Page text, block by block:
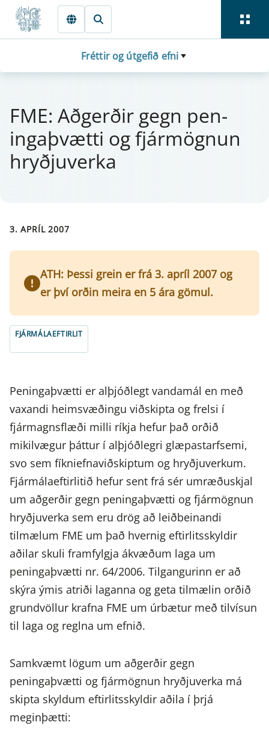
Fara beint í Meginmál
Fréttir og útgefið efni
FME: Aðgerðir gegn pen­
ingaþvætti og fjá­r­mögn­un
hryðju­verka
3. APRÍL 2007
ATH: Þessi grein er frá 3. apríl 2007 og
er því orðin meira en 5 ára gömul.
FJÁRMÁLAEFTIRLIT
Peningaþvætti er alþjóðlegt vandamál en með
vaxandi heimsvæðingu viðskipta og frelsi í
fjármagnsflæði milli ríkja hefur það orðið
mikilvægur þáttur í alþjóðlegri glæpastarfsemi,
svo sem fíkniefnaviðskiptum og hryðjuverkum.
Fjármálaeftirlitið hefur sent frá sér umræðuskjal
um aðgerðir gegn peningaþvætti og fjármögnun
hryðjuverka sem eru drög að leiðbeinandi
tilmælum FME um það hvernig eftirlitsskyldir
aðilar skuli framfylgja ákvæðum laga um
peningaþvætti nr. 64/2006. Tilgangurinn er að
skýra ýmis atriði laganna og geta tilmælin orðið
grundvöllur krafna FME um úrbætur með tilvísun
til laga og reglna um efnið.
Samkvæmt lögum um aðgerðir gegn
peningaþvætti og fjármögnun hryðjuverka má
skipta skyldum eftirlitsskyldir aðila í þrjá
meginþætti: